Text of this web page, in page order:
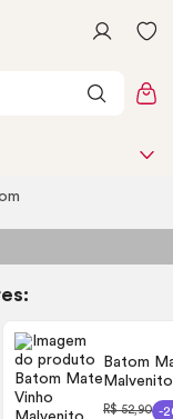
Batom
Malvenito
R$ 52,90 -